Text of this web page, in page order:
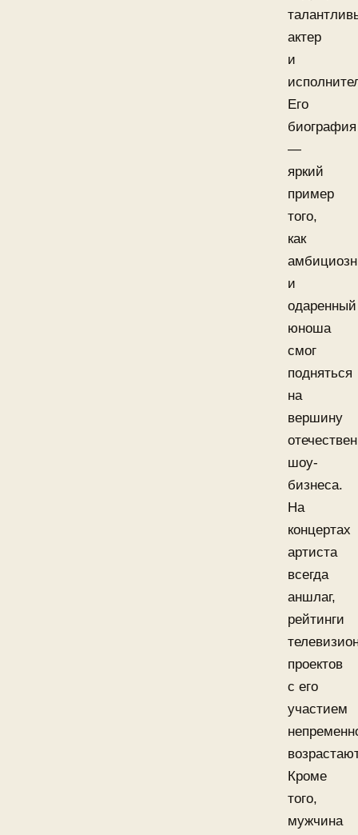
актер
и
Его
биография
—
яркий
пример
того,
как
и
одаренный
юноша
смог
подняться
на
вершину
шоу-
бизнеса.
На
концертах
артиста
всегда
аншлаг,
рейтинги
проектов
с его
участием
Кроме
того,
мужчина